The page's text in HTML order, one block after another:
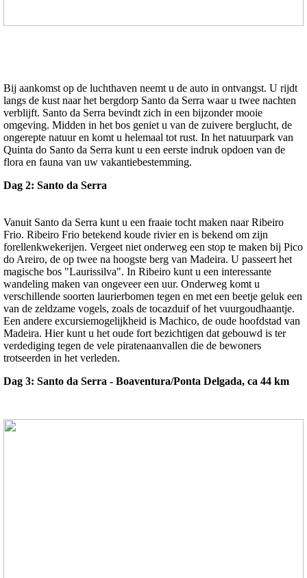
Bij aankomst op de luchthaven neemt u de auto in ontvangst. U rijdt
langs de kust naar het bergdorp Santo da Serra waar u twee nachten
verblijft. Santo da Serra bevindt zich in een bijzonder mooie
omgeving. Midden in het bos geniet u van de zuivere berglucht, de
ongerepte natuur en komt u helemaal tot rust. In het natuurpark van
Quinta do Santo da Serra kunt u een eerste indruk opdoen van de
flora en fauna van uw vakantiebestemming.
Dag 2: Santo da Serra
Vanuit Santo da Serra kunt u een fraaie tocht maken naar Ribeiro
Frio. Ribeiro Frio betekend koude rivier en is bekend om zijn
forellenkwekerijen. Vergeet niet onderweg een stop te maken bij Pico
do Areiro, de op twee na hoogste berg van Madeira. U passeert het
magische bos "Laurissilva". In Ribeiro kunt u een interessante
wandeling maken van ongeveer een uur. Onderweg komt u
verschillende soorten laurierbomen tegen en met een beetje geluk een
van de zeldzame vogels, zoals de tocazduif of het vuurgoudhaantje.
Een andere excursiemogelijkheid is Machico, de oude hoofdstad van
Madeira. Hier kunt u het oude fort bezichtigen dat gebouwd is ter
verdediging tegen de vele piratenaanvallen die de bewoners
trotseerden in het verleden.
Dag 3: Santo da Serra - Boaventura/Ponta Delgada, ca 44 km